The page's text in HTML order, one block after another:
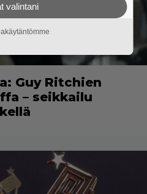
Guy Ritchien
– seikkailu
valintani